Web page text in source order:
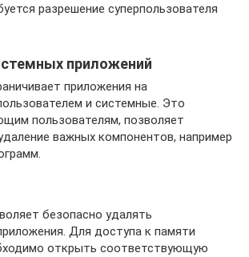
разрешение суперпользователя
приложений
приложения на
и системные. Это
пользователям, позволяет
важных компонентов, например
безопасно удалять
Для доступа к памяти
открыть соответствующую